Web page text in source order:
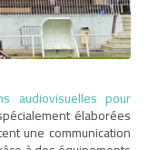
audiovisuelles pour
élaborées
une communication